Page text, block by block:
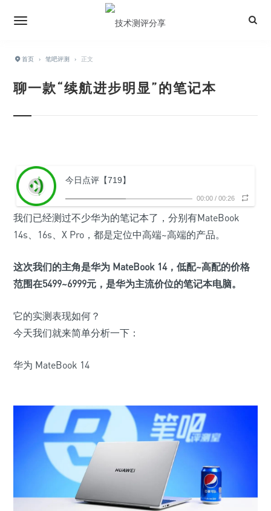
首页 › 笔吧评测 › 正文
聊一款“续航进步明显”的笔记本
今日点评【719】
00:00 / 00:26
我们已经测过不少华为的笔记本了，分别有MateBook
14s、16s、X Pro，都是定位中高端~高端的产品。
这次我们的主角是华为 MateBook 14，低配~高配的价格
范围在5499~6999元，是华为主流价位的笔记本电脑。
它的实测表现如何？
今天我们就来简单分析一下：
华为 MateBook 14